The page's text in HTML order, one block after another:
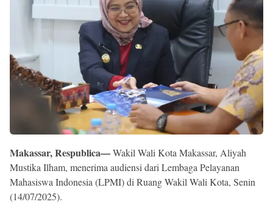
Makassar, Respublica—Wakil Wali Kota Makassar, Aliyah
Mustika Ilham, menerima audiensi dari Lembaga Pelayanan
Mahasiswa Indonesia (LPMI) di Ruang Wakil Wali Kota, Senin
(14/07/2025).